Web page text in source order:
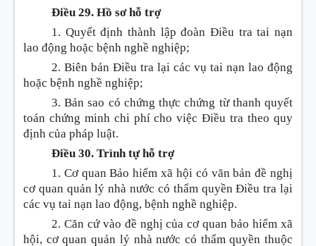
Điều 29. Hồ sơ hỗ trợ
1. Quyết định thành lập đoàn Điều tra tai nạn
lao động hoặc bệnh nghề nghiệp;
2. Biên bản Điều tra lại các vụ tai nạn lao động
hoặc bệnh nghề nghiệp;
3. Bản sao có chứng thực chứng từ thanh quyết
toán chứng minh chi phí cho việcĐiềutra theo quy
định của pháp luật.
Điều 30. Trình tự hỗ trợ
1. Cơ quan Bảo hiểm xã hội có văn bản đề nghị
cơ quan quản lý nhà nước có thẩm quyềnĐiều tra lại
các vụ tai nạn lao động, bệnh nghề nghiệp.
2. Căn cứ vào đề nghị của cơ quan bảo hiểm xã
hội, cơ quan quản lý nhà nước có thẩm quyền thuộc